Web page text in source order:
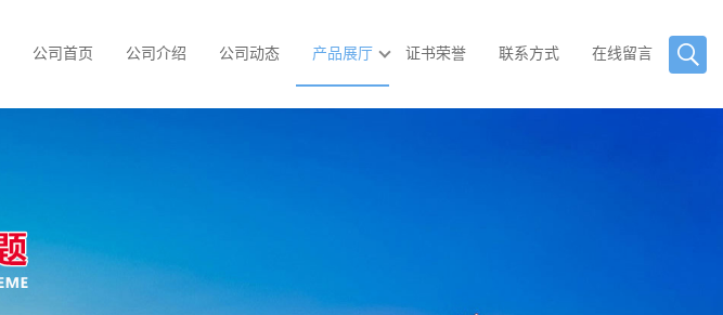
公司首页 公司介绍 公司动态 产品展厅 证书荣誉 联系方式 在线留言